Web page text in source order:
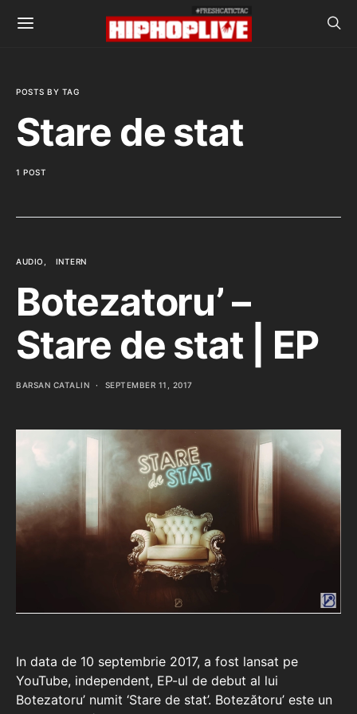
POSTS BY TAG
Stare de stat
1 POST
AUDIO INTERN
Botezatoru’ –
Stare de stat | EP
BARSAN CATALIN SEPTEMBER 11, 2017
In data de 10 septembrie 2017, a fost lansat pe
YouTube, independent, EP-ul de debut al lui
Botezatoru’ numit ‘Stare de stat’. Botezătoru’ este un